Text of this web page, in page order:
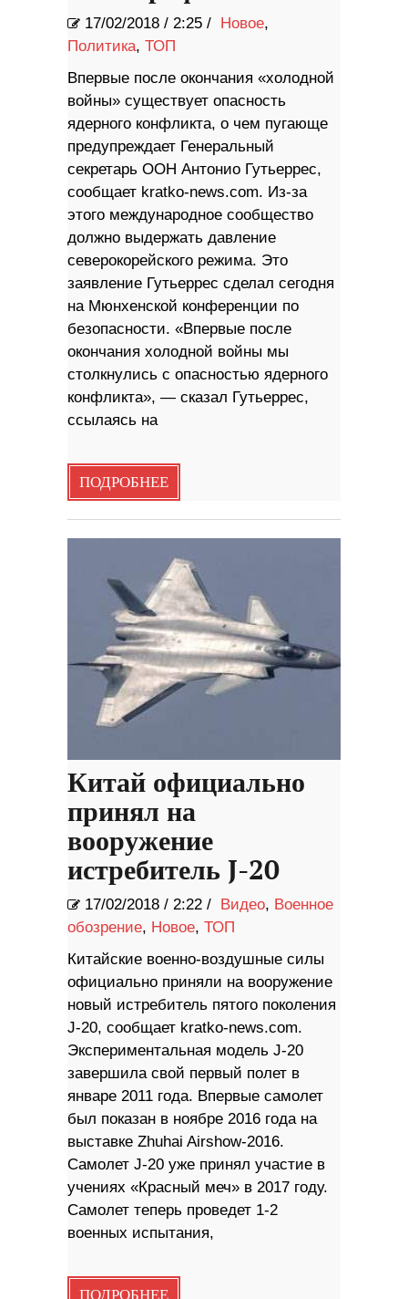
17/02/2018 / 2:25 / Новое,
Политика, ТОП
Впервые после окончания «холодной
войны» существует опасность
ядерного конфликта, о чем пугающе
предупреждает Генеральный
секретарь ООН Антонио Гутьеррес,
сообщает kratko-news.com. Из-за
этого международное сообщество
должно выдержать давление
северокорейского режима. Это
заявление Гутьеррес сделал сегодня
на Мюнхенской конференции по
безопасности. «Впервые после
окончания холодной войны мы
столкнулись с опасностью ядерного
конфликта», — сказал Гутьеррес,
ссылаясь на
ПОДРОБНЕЕ
Китай официально
принял на
вооружение
истребитель J-20
17/02/2018 / 2:22 / Видео, Военное
обозрение, Новое, ТОП
Китайские военно-воздушные силы
официально приняли на вооружение
новый истребитель пятого поколения
J-20, сообщает kratko-news.com.
Экспериментальная модель J-20
завершила свой первый полет в
январе 2011 года. Впервые самолет
был показан в ноябре 2016 года на
выставке Zhuhai Airshow-2016.
Самолет J-20 уже принял участие в
учениях «Красный меч» в 2017 году.
Самолет теперь проведет 1-2
военных испытания,
ПОДРОБНЕЕ